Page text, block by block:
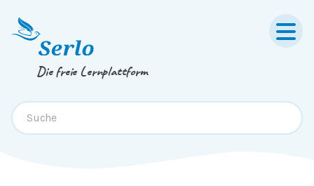
Springe zum
Die freie Lernplattform